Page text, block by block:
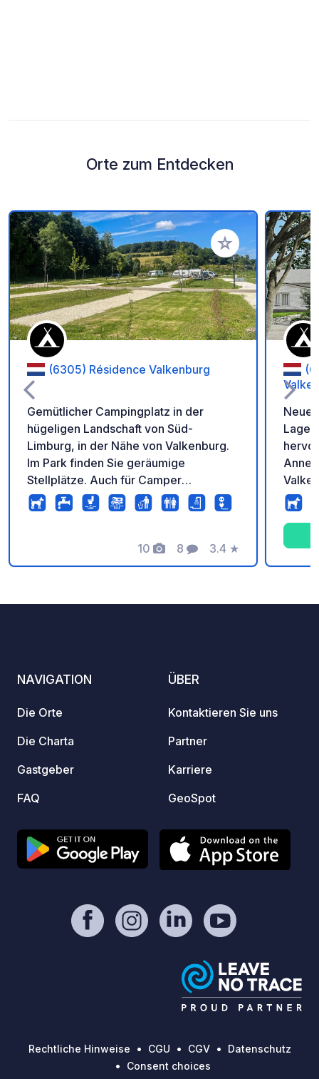
Orte zum Entdecken
Zu Ihren Favoriten
(6305) Résidence Valkenburg
Gemütlicher Campingplatz in der
hügeligen Landschaft von Süd-
Limburg, in der Nähe von Valkenburg.
Im Park finden Sie geräumige
Stellplätze. Auch für Camper
zugänglich. Im Ferienpark können Sie
die Einrichtungen wie den beheizten
10
Fotos
8
Kommentare
3.4
Bewertung
★
Lage
sowie
NAVIGATION
Die Orte
Die Charta
Gastgeber
FAQ
ÜBER
Kontaktieren Sie uns
Partner
Karriere
GeoSpot
Rechtliche Hinweise CGU CGV
Datenschutz
Consent choices